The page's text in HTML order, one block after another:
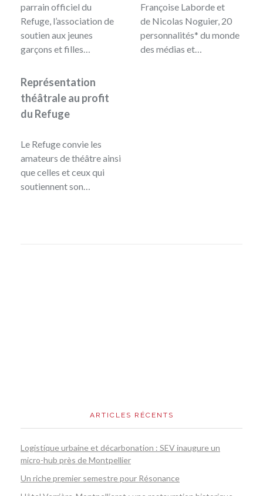
parrain officiel du
Refuge, l’association de
soutien aux jeunes
garçons et filles…
Françoise Laborde et
de Nicolas Noguier, 20
personnalités* du monde
des médias et…
Représentation
théâtrale au profit
du Refuge
Le Refuge convie les
amateurs de théâtre ainsi
que celles et ceux qui
soutiennent son…
ARTICLES RÉCENTS
Logistique urbaine et décarbonation : SEV inaugure un
micro-hub près de Montpellier
Un riche premier semestre pour Résonance